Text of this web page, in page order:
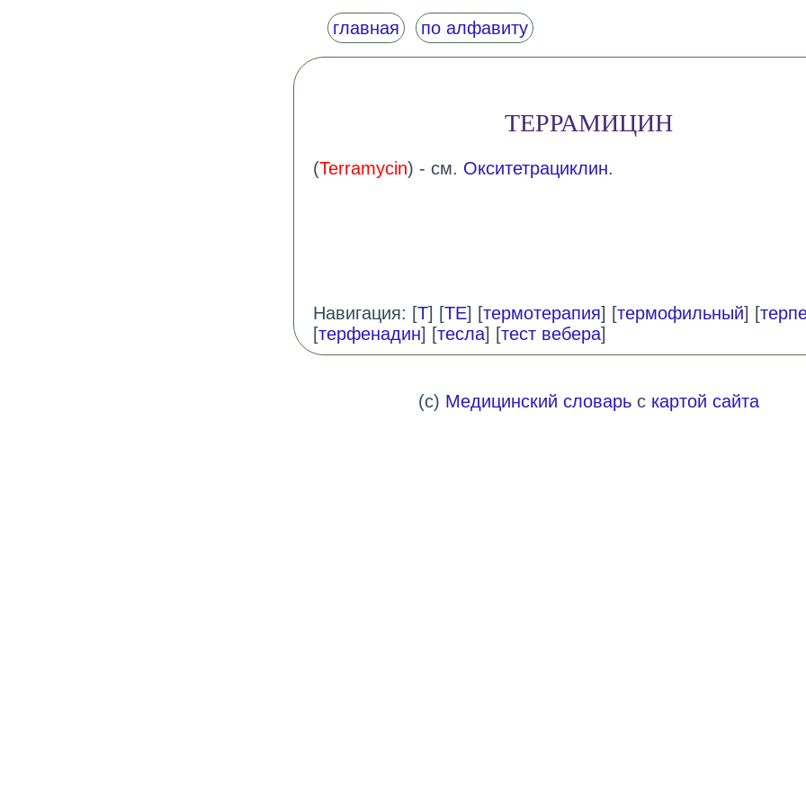
главная по алфавиту
ТЕРРАМИЦИН
(Terramycin) - см. Окситетрациклин.
Навигация: [Т] [ТЕ] [термотерапия] [термофильный] [
[терфенадин] [тесла] [тест вебера]
(c) Медицинский словарьс картой сайта